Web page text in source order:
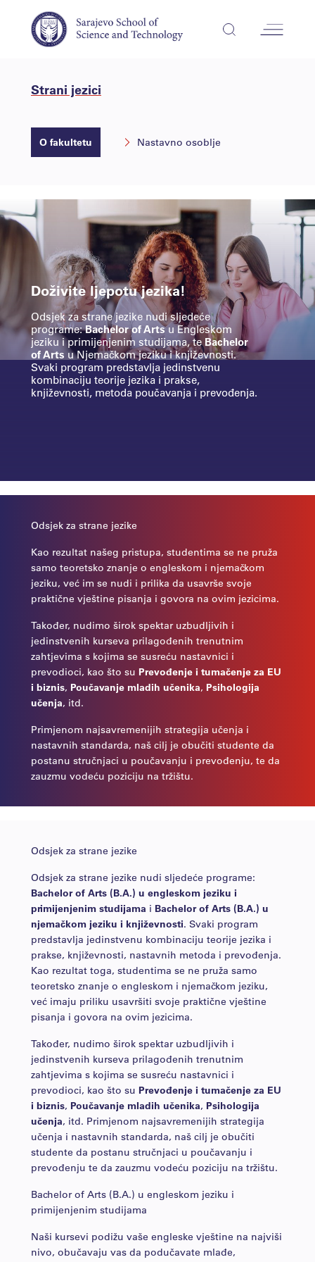
Strani jezici
O fakultetu Nastavno osoblje
Doživite ljepotu jezika!
Odsjek za strane jezike nudi sljedeće
programe:Bachelor of Artsu Engleskom
jeziku i primijenjenim studijama, teBachelor
of Arts u Njemačkom jeziku i književnosti.
Svaki program predstavlja jedinstvenu
kombinaciju teorije jezika i prakse,
književnosti, metoda poučavanja i prevođenja.
Odsjek za strane jezike
Kao rezultat našeg pristupa, studentima se ne pruža
samo teoretsko znanje o engleskom i njemačkom
jeziku, već im se nudi i prilika da usavrše svoje
praktične vještine pisanja i govora na ovim jezicima.
Također, nudimo širok spektar uzbudljivih i
jedinstvenih kurseva prilagođenih trenutnim
zahtjevima s kojima se susreću nastavnici i
prevodioci, kao što su Prevođenje i tumačenje za EU
i biznis, Poučavanje mladih učenika, Psihologija
učenja, itd.
Primjenom najsavremenijih strategija učenja i
nastavnih standarda, naš cilj je obučiti studente da
postanu stručnjaci u poučavanju i prevođenju, te da
zauzmu vodeću poziciju na tržištu.
Odsjek za strane jezike
Odsjek za strane jezike nudi sljedeće programe:
Bachelor of Arts (B.A.) u engleskom jeziku i
primijenjenim studijama i Bachelor of Arts (B.A.) u
njemačkom jeziku i književnosti. Svaki program
predstavlja jedinstvenu kombinaciju teorije jezika i
prakse, književnosti, nastavnih metoda i prevođenja.
Kao rezultat toga, studentima se ne pruža samo
teoretsko znanje o engleskom i njemačkom jeziku,
već imaju priliku usavršiti svoje praktične vještine
pisanja i govora na ovim jezicima.
Također, nudimo širok spektar uzbudljivih i
jedinstvenih kurseva prilagođenih trenutnim
zahtjevima s kojima se susreću nastavnici i
prevodioci, kao što su Prevođenje i tumačenje za EU
i biznis, Poučavanje mladih učenika, Psihologija
učenja, itd. Primjenom najsavremenijih strategija
učenja i nastavnih standarda, naš cilj je obučiti
studente da postanu stručnjaci u poučavanju i
prevođenju te da zauzmu vodeću poziciju na tržištu.
Bachelor of Arts (B.A.) u engleskom jeziku i
primijenjenim studijama
Naši kursevi podižu vaše engleske vještine na najviši
nivo, obučavaju vas da podučavate mlađe,